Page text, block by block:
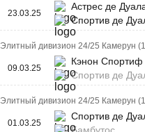
23.03.25
Астрес де
Спортив де
Элитный дивизион 24/25 Камерун
09.03.25
Кэнон Спортиф
Спортив де
Элитный дивизион 24/25 Камерун
01.03.25
Спортив де